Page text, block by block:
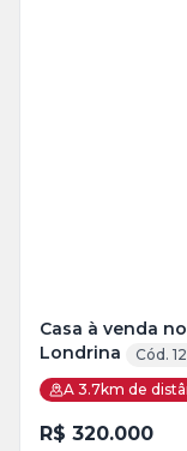
Casa à venda
Londrina
Cód.
A 3.7km de
R$ 320.000